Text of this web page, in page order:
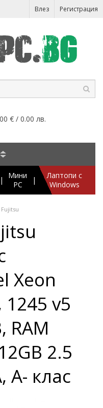
Влез Регистрация
€ / 0.00 лв.
|
Мини
PC
|
Лаптопи с
Windows
Fujitsu
Xeon
1245 v5
RAM
2.5
A- клас